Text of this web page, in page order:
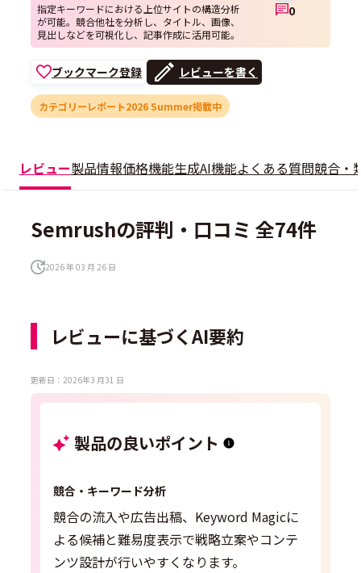
指定キーワードにおける上位サイトの構造分析
が可能。競合他社を分析し、タイトル、画像、
見出しなどを可視化し、記事作成に活用可能。
0
ブックマーク登録 レビューを書く
カテゴリーレポート2026 Summer掲載中
レビュー製品情報価格機能生成AI機能よくある質問競合・
Semrushの評判・口コミ 全74件
2026 年 03 月 26 日
レビューに基づくAI要約
更新日：2026年3 月31 日
製品の良いポイント
競合・キーワード分析
競合の流入や広告出稿、Keyword Magicに
よる候補と難易度表示で戦略立案やコンテ
ンツ設計が行いやすくなります。